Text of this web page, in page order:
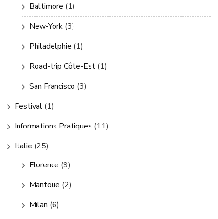
Baltimore (1)
New-York (3)
Philadelphie (1)
Road-trip Côte-Est (1)
San Francisco (3)
Festival (1)
Informations Pratiques (11)
Italie (25)
Florence (9)
Mantoue (2)
Milan (6)